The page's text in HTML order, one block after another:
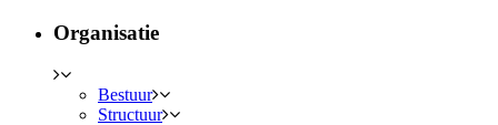
Organisatie
Bestuur
Structuur